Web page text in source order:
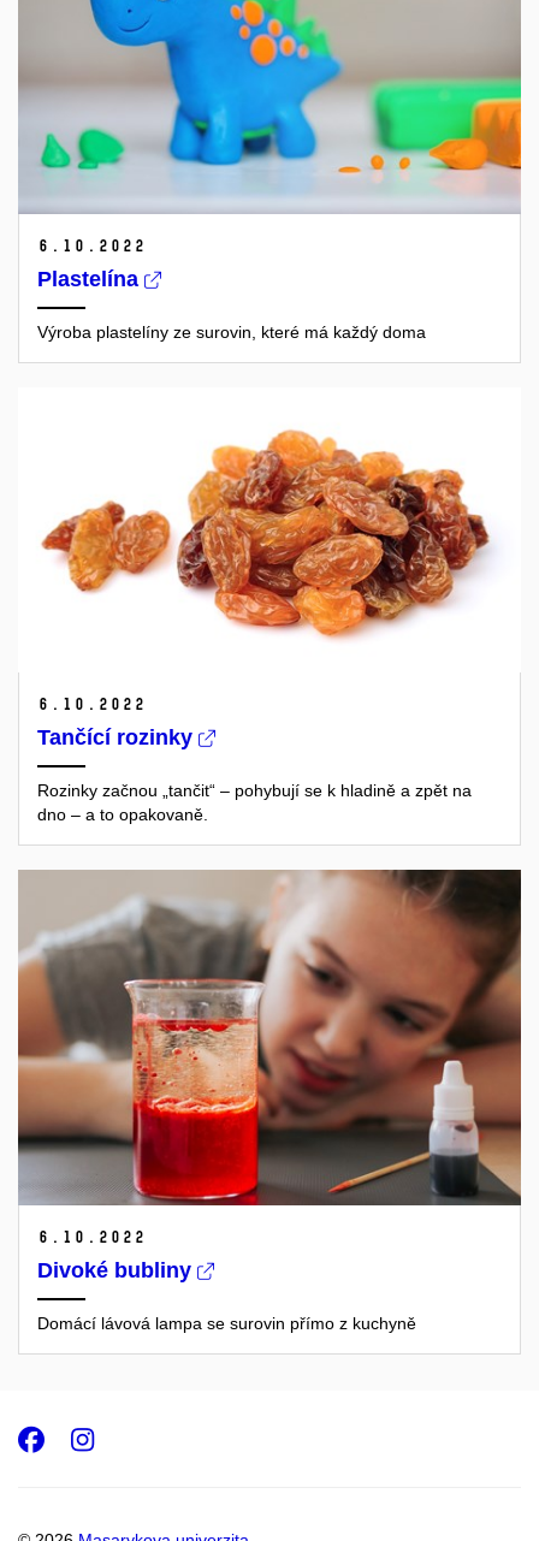
6. 10. 2022
Plastelína
Výroba plastelíny ze surovin, které má každý doma
6. 10. 2022
Tančící rozinky
Rozinky začnou „tančit“ – pohybují se k hladině a zpět na
dno – a to opakovaně.
6. 10. 2022
Divoké bubliny
Domácí lávová lampa se surovin přímo z kuchyně
Facebook
Instagram